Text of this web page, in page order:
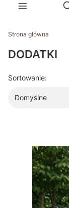
Strona główna
DODATKI
Sortowanie:
Domyślne